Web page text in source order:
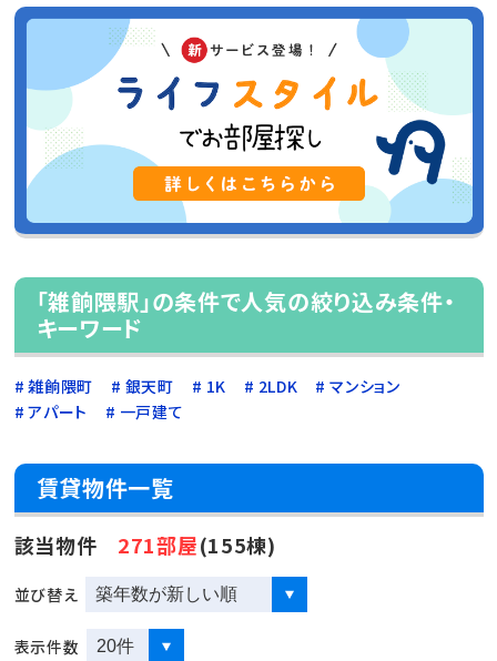
「雑餉隈駅」の条件で人気の絞り込み条件・
キーワード
雑餉隈町 銀天町 1K 2LDK
マンション
アパート
一戸建て
賃貸物件一覧
該当物件 271部屋(155棟)
並び替え
表示件数